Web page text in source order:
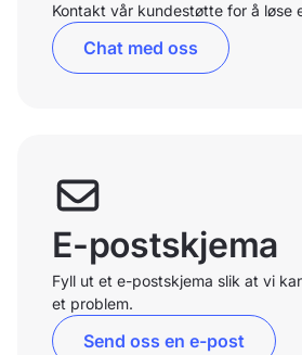
Kontakt vår kundestøtte for å løse
Chat med oss
E-postskjema
Fyll ut et e-postskjema slik at vi
et problem.
Send oss en e-post